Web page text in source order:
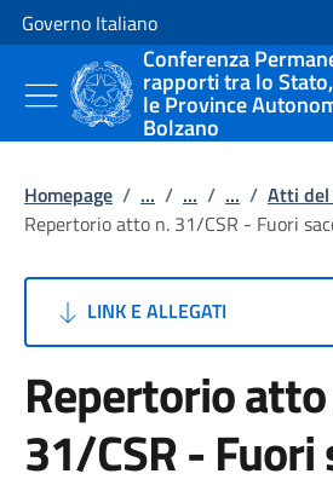
Vai al contenuto
Vai alla navigazione del sito
Governo Italiano
Conferenza
rapporti tra lo
le Province
Bolzano
Homepage / ... / ... / ... / Atti
Repertorio atto n. 31/CSR - Fuori
LINK E ALLEGATI
Repertorio
31/CSR - Fuori